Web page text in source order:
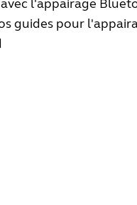
l'appairage
guides pour